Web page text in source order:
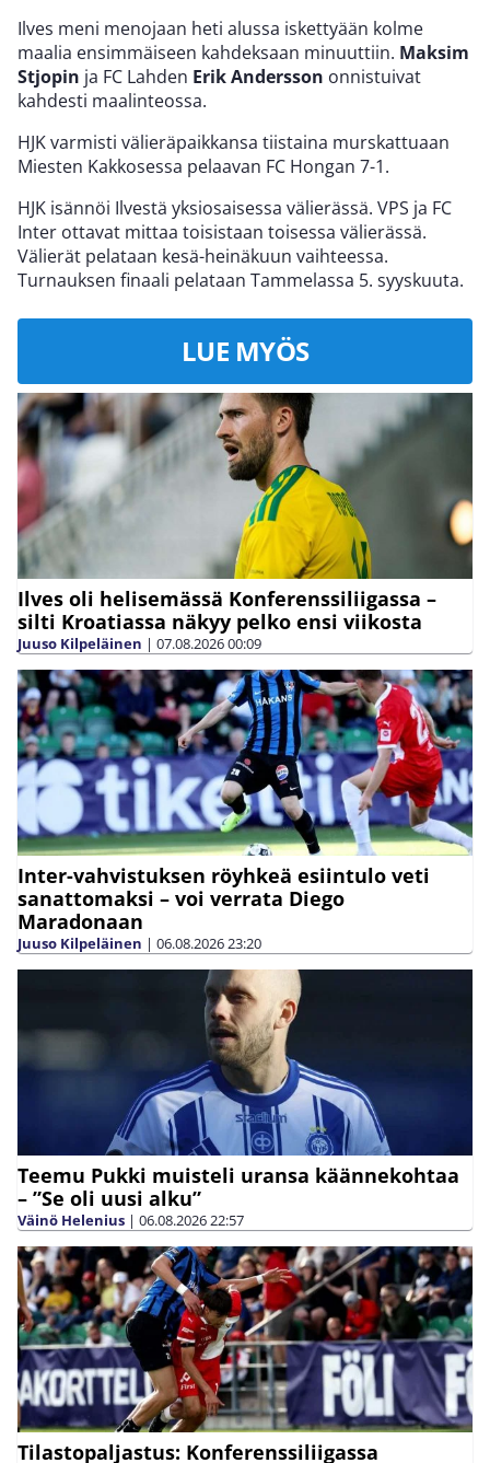
Ilves meni menojaan heti alussa iskettyään kolme
maalia ensimmäiseen kahdeksaan minuuttiin. Maksim
Stjopin ja FC Lahden Erik Andersson onnistuivat
kahdesti maalinteossa.
HJK varmisti välieräpaikkansa tiistaina murskattuaan
Miesten Kakkosessa pelaavan FC Hongan 7-1.
HJK isännöi Ilvestä yksiosaisessa välierässä. VPS ja FC
Inter ottavat mittaa toisistaan toisessa välierässä.
Välierät pelataan kesä-heinäkuun vaihteessa.
Turnauksen finaali pelataan Tammelassa 5. syyskuuta.
LUE MYÖS
Ilves oli helisemässä Konferenssiliigassa –
silti Kroatiassa näkyy pelko ensi viikosta
Juuso Kilpeläinen | 07.08.202600:09
Inter-vahvistuksen röyhkeä esiintulo veti
sanattomaksi – voi verrata Diego
Maradonaan
Juuso Kilpeläinen | 06.08.202623:20
Teemu Pukki muisteli uransa käännekohtaa
– ”Se oli uusi alku”
Väinö Helenius | 06.08.202622:57
Tilastopaljastus: Konferenssiliigassa